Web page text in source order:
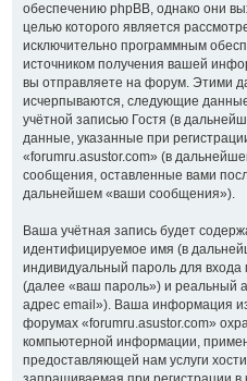
обеспечению phpBB, однако они
целью которого является
исключительно программным
источником получения вашей
вы отправляете на форум. Этими
исчерпываются, следующие
учётной записью Гостя (в
данные, указанные при
«forumru.asustor.com» (в
сообщения, оставленные вами
дальнейшем «ваши сообщения»).
Ваша учётная запись будет
идентифицируемое имя (в
индивидуальный пароль для
(далее «ваш пароль») и реальный
адрес email»). Ваша информация
форумах «forumru.asustor.com»
компьютерной информации,
предоставляющей нам услуги